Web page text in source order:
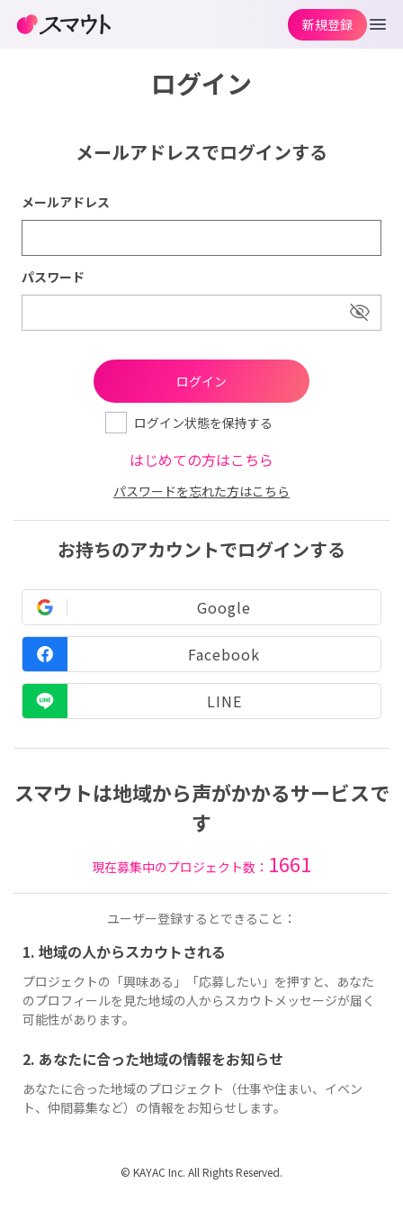
ログイン
メールアドレスでログインする
メールアドレス
パスワード
ログイン状態を保持する
はじめての方はこちら
パスワードを忘れた方はこちら
お持ちのアカウントでログインする
Google
Facebook
LINE
スマウトは地域から声がかかるサービスで
す
現在募集中のプロジェクト数： 1661
ユーザー登録するとできること：
1. 地域の人からスカウトされる
プロジェクトの「興味ある」「応募したい」を押すと、あなた
のプロフィールを見た地域の人からスカウトメッセージが届く
可能性があります。
2. あなたに合った地域の情報をお知らせ
あなたに合った地域のプロジェクト（仕事や住まい、イベン
ト、仲間募集など）の情報をお知らせします。
新規登録
© KAYAC Inc. All Rights Reserved.